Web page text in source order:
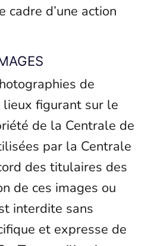
cadre d’une action
de
lieux figurant sur le
de la Centrale de
par la Centrale
des titulaires des
de ces images ou
interdite sans
et expresse de